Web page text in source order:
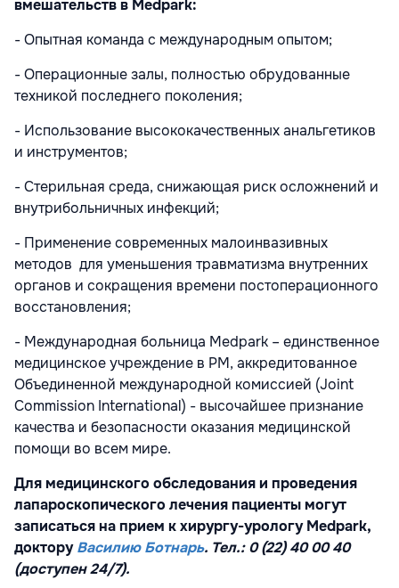
вмешательств в Medpark:
- Опытная команда с международным опытом;
- Операционные залы, полностью обрудованные
техникой последнего поколения;
- Использование высококачественных анальгетиков
и инструментов;
- Стерильная среда, снижающая риск осложнений и
внутрибольничных инфекций;
- Применение современных малоинвазивных
методов для уменьшения травматизма внутренних
органов и сокращения времени постоперационного
восстановления;
- Международная больница Medpark – единственное
медицинское учреждение в РМ, аккредитованное
Объединенной международной комиссией (Joint
Commission International) - высочайшее признание
качества и безопасности оказания медицинской
помощи во всем мире.
Для медицинского обследования и проведения
лапароскопического лечения пациенты могут
записаться на прием к хирургу-урологу Medpark,
доктору Василию Ботнарь. Тел.: 0 (22) 40 00 40
(доступен 24/7).